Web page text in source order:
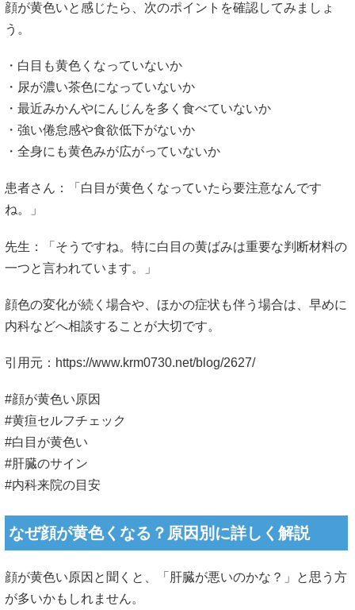
顔が黄色いと感じたら、次のポイントを確認してみましょ
う。
・白目も黄色くなっていないか
・尿が濃い茶色になっていないか
・最近みかんやにんじんを多く食べていないか
・強い倦怠感や食欲低下がないか
・全身にも黄色みが広がっていないか
患者さん：「白目が黄色くなっていたら要注意なんです
ね。」
先生：「そうですね。特に白目の黄ばみは重要な判断材料の
一つと言われています。」
顔色の変化が続く場合や、ほかの症状も伴う場合は、早めに
内科などへ相談することが大切です。
引用元： https://www.krm0730.net/blog/2627/
#顔が黄色い原因
#黄疸セルフチェック
#白目が黄色い
#肝臓のサイン
#内科来院の目安
なぜ顔が黄色くなる？原因別に詳しく解説
顔が黄色い原因と聞くと、「肝臓が悪いのかな？」と思う方
が多いかもしれません。